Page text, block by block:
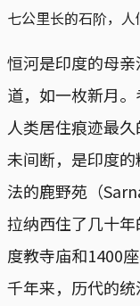
七公里长的石阶，人
恒河是印度的母
道，如一枚新月
人类居住痕迹最
未间断，是印度
法的鹿野苑（
拉纳西住了几十
度教寺庙和1400
千年来，历代的